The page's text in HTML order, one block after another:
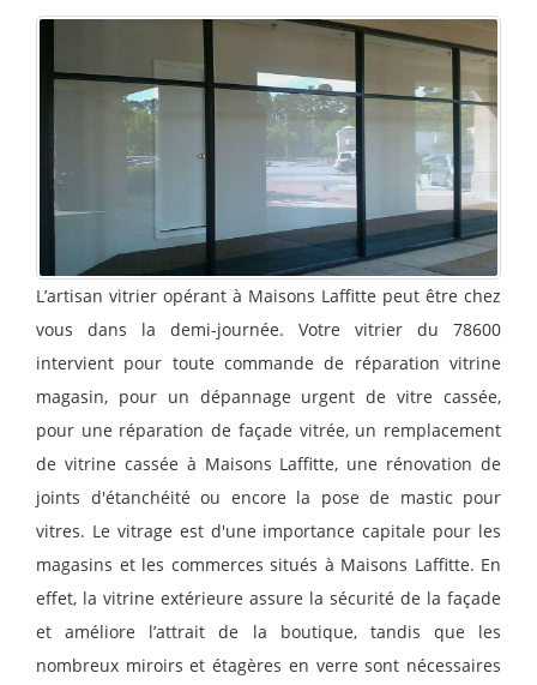
L’artisan vitrier opérant à Maisons Laffitte peut être chez
vous dans la demi-journée. Votre vitrier du 78600
intervient pour toute commande de réparation vitrine
magasin, pour un dépannage urgent de vitre cassée,
pour une réparation de façade vitrée, un remplacement
de vitrine cassée à Maisons Laffitte, une rénovation de
joints d'étanchéité ou encore la pose de mastic pour
vitres. Le vitrage est d'une importance capitale pour les
magasins et les commerces situés à Maisons Laffitte. En
effet, la vitrine extérieure assure la sécurité de la façade
et améliore l’attrait de la boutique, tandis que les
nombreux miroirs et étagères en verre sont nécessaires